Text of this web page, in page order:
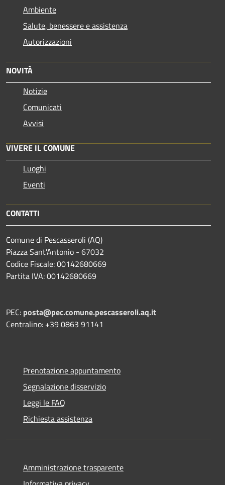
Ambiente
Salute, benessere e assistenza
Autorizzazioni
NOVITÀ
Notizie
Comunicati
Avvisi
VIVERE IL COMUNE
Luoghi
Eventi
CONTATTI
Comune di Pescasseroli (AQ)
Piazza Sant'Antonio - 67032
Codice Fiscale: 00142680669
Partita IVA: 00142680669
PEC: posta@pec.comune.pescasseroli.aq.it
Centralino: +39 0863 91141
Prenotazione appuntamento
Segnalazione disservizio
Leggi le FAQ
Richiesta assistenza
Amministrazione trasparente